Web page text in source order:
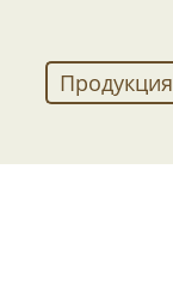
Продукция